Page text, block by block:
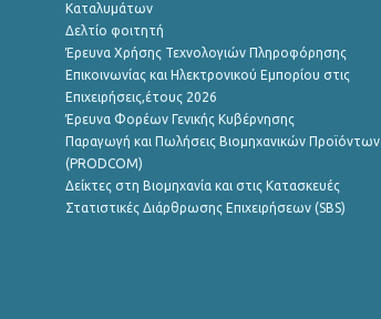
Καταλυμάτων
Δελτίο φοιτητή
Έρευνα Χρήσης Τεχνολογιών Πληροφόρησης
Επικοινωνίας και Ηλεκτρονικού Εμπορίου στις
Επιχειρήσεις,έτους 2026
Έρευνα Φορέων Γενικής Κυβέρνησης
Παραγωγή και Πωλήσεις Βιομηχανικών Προϊόντων
(PRODCOM)
Δείκτες στη Βιομηχανία και στις Κατασκευές
Στατιστικές Διάρθρωσης Επιχειρήσεων (SBS)